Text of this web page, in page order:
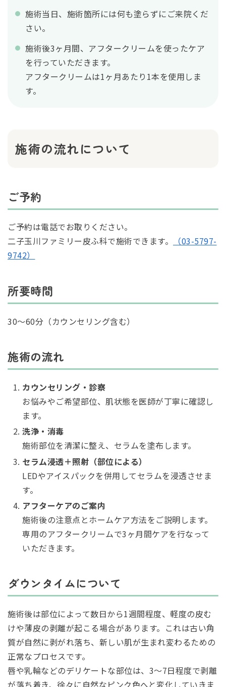
施術当日、施術箇所には何も塗らずにご来院くだ
さい。
施術後3ヶ月間、アフタークリームを使ったケア
を行っていただきます。
アフタークリームは1ヶ月あたり1本を使用しま
す。
施術の流れについて
ご予約
ご予約は電話でお取りください。
二子玉川ファミリー皮ふ科で施術できます。
（03-5797-
9742）
所要時間
30〜60分（カウンセリング含む）
施術の流れ
カウンセリング・診察
お悩みやご希望部位、肌状態を医師が丁寧に確認し
ます。
洗浄・消毒
施術部位を清潔に整え、セラムを塗布します。
セラム浸透＋照射（部位による）
LEDやアイスパックを併用してセラムを浸透させま
す。
アフターケアのご案内
施術後の注意点とホームケア方法をご説明します。
専用のアフタークリームで3ヶ月間ケアを行なって
いただきます。
ダウンタイムについて
施術後は部位によって数日から1週間程度、軽度の皮む
けや薄皮の剥離が起こる場合があります。これは古い角
質が自然に剥がれ落ち、新しい肌が生まれ変わるための
正常なプロセスです。
唇や乳輪などのデリケートな部位は、3〜7日程度で剥離